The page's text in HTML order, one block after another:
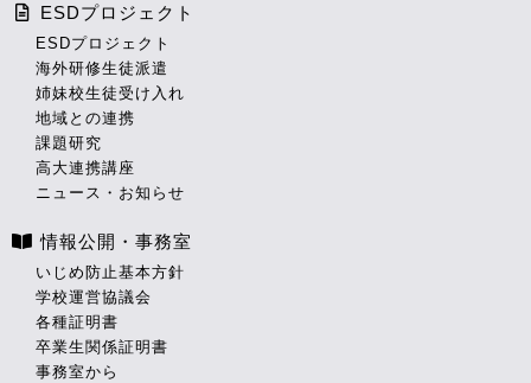
ESDプロジェクト
ESDプロジェクト
海外研修生徒派遣
姉妹校生徒受け入れ
地域との連携
課題研究
高大連携講座
ニュース・お知らせ
情報公開・事務室
いじめ防止基本方針
学校運営協議会
各種証明書
卒業生関係証明書
事務室から